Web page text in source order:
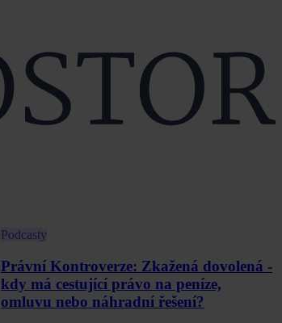
Podcasty
Právní Kontroverze: Zkažená dovolená -
kdy má cestující právo na peníze,
omluvu nebo náhradní řešení?